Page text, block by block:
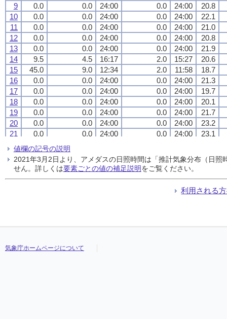
9
0.0 0.0 24:00 0.0 24:00
20.8
10
0.0 0.0 24:00 0.0 24:00
22.1
11
0.0 0.0 24:00 0.0 24:00
21.0
12
0.0 0.0 24:00 0.0 24:00
20.8
13
0.0 0.0 24:00 0.0 24:00
21.9
14
9.5 4.5 16:17 2.0 15:27
20.6
15
45.0 9.0 12:34 2.0 11:58
18.7
16
0.0 0.0 24:00 0.0 24:00
21.3
17
0.0 0.0 24:00 0.0 24:00
19.7
18
0.0 0.0 24:00 0.0 24:00
20.1
19
0.0 0.0 24:00 0.0 24:00
21.7
20
0.0 0.0 24:00 0.0 24:00
23.2
21
0.0 0.0 24:00 0.0 24:00
23.1
22
0.0
23
0.0 0.0 24:00 0.0 24:00
21.6
24
0.0 0.0 24:00 0.0 24:00
21.9
22:43
22.8
30
13.5 6.5 08:50 2.5 08:05 24.3
9
0.0 0.0 24:00 0.0 24:00
20.8
10
0.0 0.0 24:00 0.0 24:00
22.1
11
0.0 0.0 24:00 0.0 24:00
21.0
12
0.0 0.0 24:00 0.0 24:00
20.8
13
0.0 0.0 24:00 0.0 24:00
21.9
14
9.5 4.5 16:17 2.0 15:27
20.6
15
45.0 9.0 12:34 2.0 11:58
18.7
16
0.0 0.0 24:00 0.0 24:00
21.3
17
0.0 0.0 24:00 0.0 24:00
19.7
18
0.0 0.0 24:00 0.0 24:00
20.1
19
0.0 0.0 24:00 0.0 24:00
21.7
20
0.0 0.0 24:00 0.0 24:00
23.2
21
0.0 0.0 24:00 0.0 24:00
23.1
22
0.0
23
0.0 0.0 24:00 0.0 24:00
21.6
24
0.0 0.0 24:00 0.0 24:00
21.9
22:43
22.8
30
13.5 6.5 08:50 2.5 08:05 24.3
9
0.0 0.0 24:00 0.0 24:00
20.8
10
0.0 0.0 24:00 0.0 24:00
22.1
11
0.0 0.0 24:00 0.0 24:00
21.0
12
0.0 0.0 24:00 0.0 24:00
20.8
13
0.0 0.0 24:00 0.0 24:00
21.9
14
9.5 4.5 16:17 2.0 15:27
20.6
15
45.0 9.0 12:34 2.0 11:58
18.7
16
0.0 0.0 24:00 0.0 24:00
21.3
17
0.0 0.0 24:00 0.0 24:00
19.7
18
0.0 0.0 24:00 0.0 24:00
20.1
19
0.0 0.0 24:00 0.0 24:00
21.7
20
0.0 0.0 24:00 0.0 24:00
23.2
21
0.0 0.0 24:00 0.0 24:00
23.1
22
0.0
23
0.0 0.0 24:00 0.0 24:00
21.6
24
0.0 0.0 24:00 0.0 24:00
21.9
22:43
22.8
30
13.5 6.5 08:50 2.5 08:05 24.3
9
0.0 0.0 24:00 0.0 24:00
20.8
10
0.0 0.0 24:00 0.0 24:00
22.1
11
0.0 0.0 24:00 0.0 24:00
21.0
12
0.0 0.0 24:00 0.0 24:00
20.8
13
0.0 0.0 24:00 0.0 24:00
21.9
14
9.5 4.5 16:17 2.0 15:27
20.6
15
45.0 9.0 12:34 2.0 11:58
18.7
16
0.0 0.0 24:00 0.0 24:00
21.3
17
0.0 0.0 24:00 0.0 24:00
19.7
18
0.0 0.0 24:00 0.0 24:00
20.1
19
0.0 0.0 24:00 0.0 24:00
21.7
20
0.0 0.0 24:00 0.0 24:00
23.2
21
0.0 0.0 24:00 0.0 24:00
23.1
22
0.0
23
0.0 0.0 24:00 0.0 24:00
21.6
24
0.0 0.0 24:00 0.0 24:00
21.9
22:43
22.8
30
13.5 6.5 08:50 2.5 08:05 24.3
値欄の記号の説明
2021年3月2日より、アメダスの日照時間は「推計気象分布（日
せん。詳しくは要素ごとの値の補足説明をご覧ください。
利用される
気象庁ホームページについて